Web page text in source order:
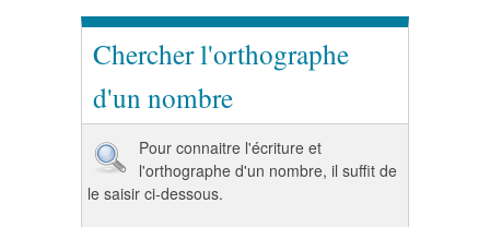
Chercher l'orthographe
d'un nombre
Pour connaitre l'écriture et
l'orthographe d'un nombre, il suffit de
le saisir ci-dessous.